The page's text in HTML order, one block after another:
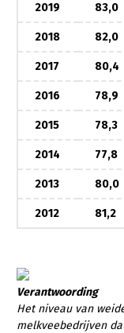
2019 83,0
2018 82,0
2017 80,4
2016 78,9
2015 78,3
2014 77,8
2013 80,0
2012 81,2
Verantwoording
Het niveau van
melkveebedrijven